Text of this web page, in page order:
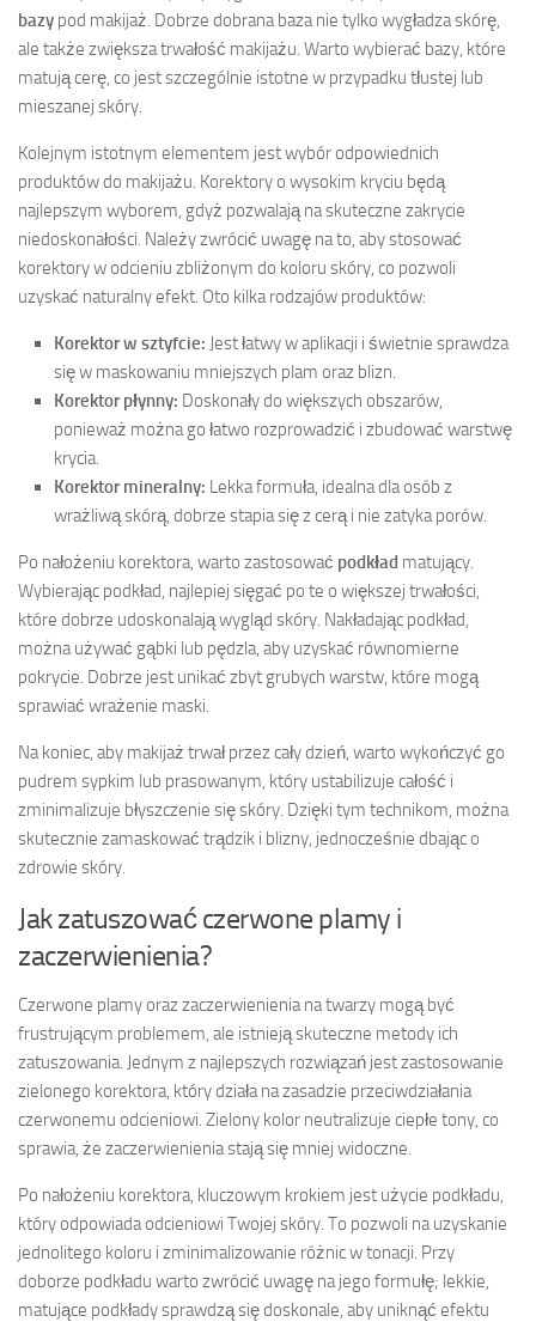
bazy pod makijaż. Dobrze dobrana baza nie tylko wygładza skórę,
ale także zwiększa trwałość makijażu. Warto wybierać bazy, które
matują cerę, co jest szczególnie istotne w przypadku tłustej lub
mieszanej skóry.
Kolejnym istotnym elementem jest wybór odpowiednich
produktów do makijażu. Korektory o wysokim kryciu będą
najlepszym wyborem, gdyż pozwalają na skuteczne zakrycie
niedoskonałości. Należy zwrócić uwagę na to, aby stosować
korektory w odcieniu zbliżonym do koloru skóry, co pozwoli
uzyskać naturalny efekt. Oto kilka rodzajów produktów:
Korektor w sztyfcie: Jest łatwy w aplikacji i świetnie sprawdza
się w maskowaniu mniejszych plam oraz blizn.
Korektor płynny: Doskonały do większych obszarów,
ponieważ można go łatwo rozprowadzić i zbudować warstwę
krycia.
Korektor mineralny: Lekka formuła, idealna dla osób z
wrażliwą skórą, dobrze stapia się z cerą i nie zatyka porów.
Po nałożeniu korektora, warto zastosować podkład matujący.
Wybierając podkład, najlepiej sięgać po te o większej trwałości,
które dobrze udoskonalają wygląd skóry. Nakładając podkład,
można używać gąbki lub pędzla, aby uzyskać równomierne
pokrycie. Dobrze jest unikać zbyt grubych warstw, które mogą
sprawiać wrażenie maski.
Na koniec, aby makijaż trwał przez cały dzień, warto wykończyć go
pudrem sypkim lub prasowanym, który ustabilizuje całość i
zminimalizuje błyszczenie się skóry. Dzięki tym technikom, można
skutecznie zamaskować trądzik i blizny, jednocześnie dbając o
zdrowie skóry.
Jak zatuszować czerwone plamy i
zaczerwienienia?
Czerwone plamy oraz zaczerwienienia na twarzy mogą być
frustrującym problemem, ale istnieją skuteczne metody ich
zatuszowania. Jednym z najlepszych rozwiązań jest zastosowanie
zielonego korektora, który działa na zasadzie przeciwdziałania
czerwonemu odcieniowi. Zielony kolor neutralizuje ciepłe tony, co
sprawia, że zaczerwienienia stają się mniej widoczne.
Po nałożeniu korektora, kluczowym krokiem jest użycie podkładu,
który odpowiada odcieniowi Twojej skóry. To pozwoli na uzyskanie
jednolitego koloru i zminimalizowanie różnic w tonacji. Przy
doborze podkładu warto zwrócić uwagę na jego formułę; lekkie,
matujące podkłady sprawdzą się doskonale, aby uniknąć efektu